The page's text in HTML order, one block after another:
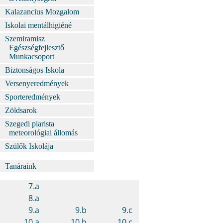
Kalazancius Mozgalom
Iskolai mentálhigiéné
Szemiramisz
Egészségfejlesztő
Munkacsoport
Biztonságos Iskola
Versenyeredmények
Sporteredmények
Zöldsarok
Szegedi piarista
meteorológiai állomás
Szülők Iskolája
Tanáraink